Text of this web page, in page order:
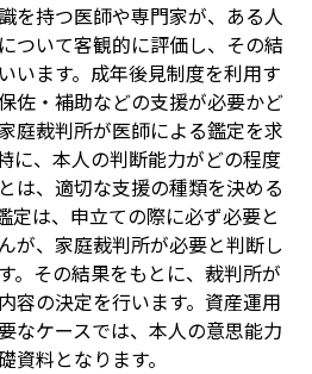
を持つ医師や専門家が、ある人
ついて客観的に評価し、その結
います。成年後見制度を利用す
佐・補助などの支援が必要かど
庭裁判所が医師による鑑定を求
に、本人の判断能力がどの程度
は、適切な支援の種類を決める
定は、申立ての際に必ず必要と
が、家庭裁判所が必要と判断し
。その結果をもとに、裁判所が
容の決定を行います。資産運用
なケースでは、本人の意思能力
資料となります。